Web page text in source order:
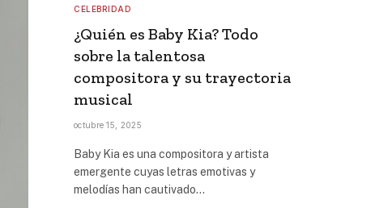
CELEBRIDAD
¿Quién es Baby Kia? Todo
sobre la talentosa
compositora y su trayectoria
musical
octubre 15, 2025
Baby Kia es una compositora y artista
emergente cuyas letras emotivas y
melodías han cautivado…